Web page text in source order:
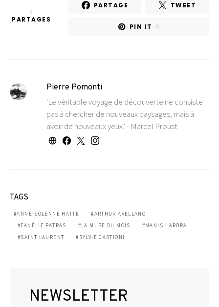
6
PARTAGES
PARTAGE TWEET
PIN IT 6
Pierre Pomonti
'Le véritable voyage de découverte ne consiste
pas à chercher de nouveaux paysages, mais à
avoir de nouveaux yeux.' - Marcel Proust
TAGS
ANNE-SOLENNE HATTE
ARTHUR AVELLANO
FANÉLIE PATRAS
LA MUSE DU MOIS
MANISH ARORA
SAINT LAURENT
SYLVIE CASTIONI
NEWSLETTER